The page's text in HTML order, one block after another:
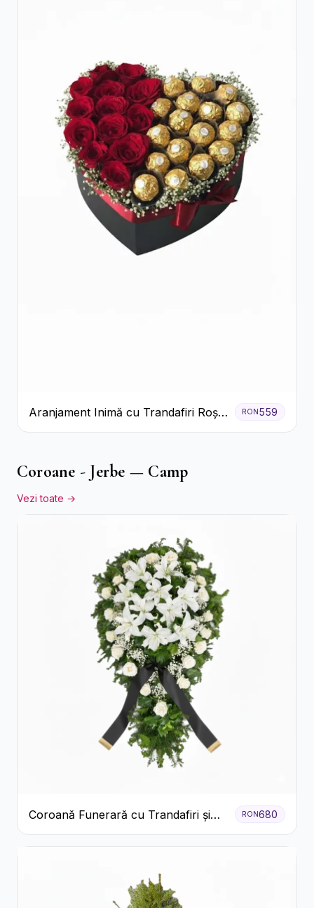
Aranjament Inimă cu Trandafiri Roșii
și Ciocolată Ferrero Rocher
RON 559
Coroane - Jerbe — Camp
Vezi toate →
Coroană Funerară cu Trandafiri și
Crini
RON680